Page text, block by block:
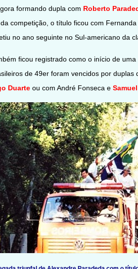
formando dupla com Roberto
competição, o título ficou com
no ano seguinte no Sul-americano da
ficou registrado como o início de
de 49er foram vencidos por
Duarte ou com André Fonseca e